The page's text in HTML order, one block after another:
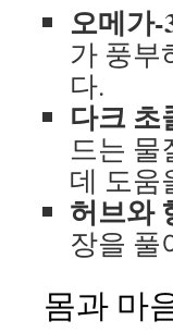
오메가
가 풍부
다.
다크 초
드는 물
데 도움
허브와
장을 풀
몸과 마